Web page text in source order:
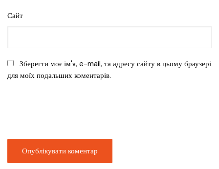
Сайт
Зберегти моє ім'я, e-mail, та адресу сайту в цьому браузері
для моїх подальших коментарів.